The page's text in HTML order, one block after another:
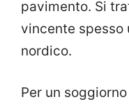
pavimento. Si
vincente spesso
nordico.
Per un